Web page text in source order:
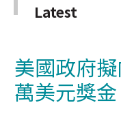
Latest
美國政府
萬美元獎金